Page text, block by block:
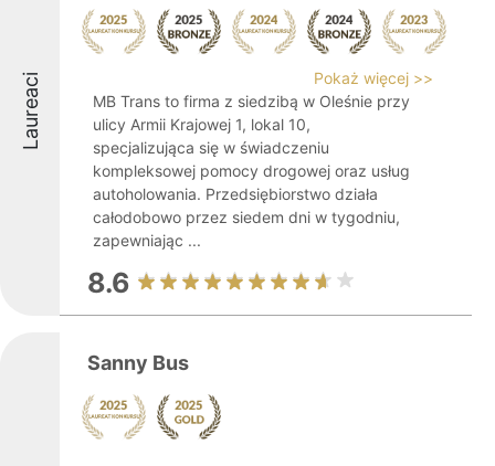
Laureaci
Pokaż więcej >>
MB Trans to firma z siedzibą w Oleśnie przy
ulicy Armii Krajowej 1, lokal 10,
specjalizująca się w świadczeniu
kompleksowej pomocy drogowej oraz usług
autoholowania. Przedsiębiorstwo działa
całodobowo przez siedem dni w tygodniu,
zapewniając ...
8.6
Sanny Bus